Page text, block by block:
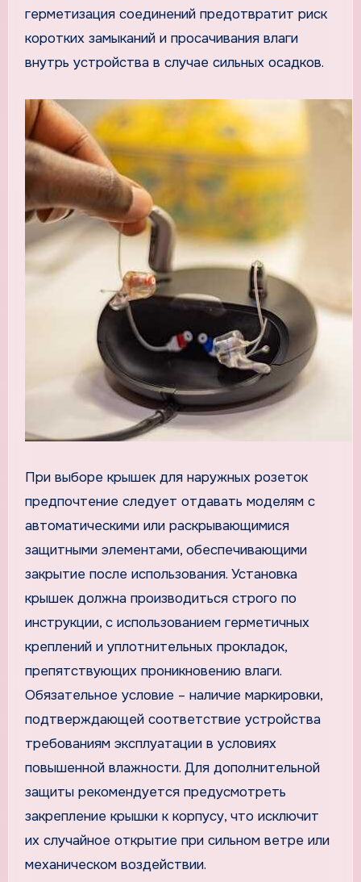
герметизация соединений предотвратит риск
коротких замыканий и просачивания влаги
внутрь устройства в случае сильных осадков.
При выборе крышек для наружных розеток
предпочтение следует отдавать моделям с
автоматическими или раскрывающимися
защитными элементами, обеспечивающими
закрытие после использования. Установка
крышек должна производиться строго по
инструкции, с использованием герметичных
креплений и уплотнительных прокладок,
препятствующих проникновению влаги.
Обязательное условие – наличие маркировки,
подтверждающей соответствие устройства
требованиям эксплуатации в условиях
повышенной влажности. Для дополнительной
защиты рекомендуется предусмотреть
закрепление крышки к корпусу, что исключит
их случайное открытие при сильном ветре или
механическом воздействии.